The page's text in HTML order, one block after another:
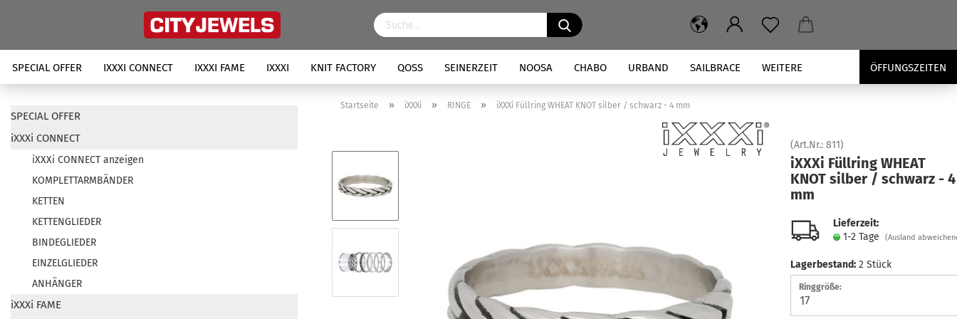
SPECIAL OFFER IXXXI CONNECT IXXXI FAME IXXXI KNIT FACTORY QOSS SEINERZEIT NOOSA CHABO URBAND SAILBRACE ÖFFUNGSZEITEN
WEITERE
Startseite » iXXXi » RINGE » iXXXi Füllring WHEAT KNOT silber / schwarz - 4 mm
(Art.Nr.: 811)
iXXXi Füll­ring WHEAT
KNOT sil­ber / schwarz - 4
mm
Lieferzeit:
1-2 Tage
(Ausland
Lagerbestand: 2 Stück
Ringgröße:
SPECIAL OFFER
iXXXi CONNECT
iXXXi CONNECT anzeigen
KOMPLETTARMBÄNDER
KETTEN
KETTENGLIEDER
BINDEGLIEDER
EINZELGLIEDER
ANHÄNGER
iXXXi FAME